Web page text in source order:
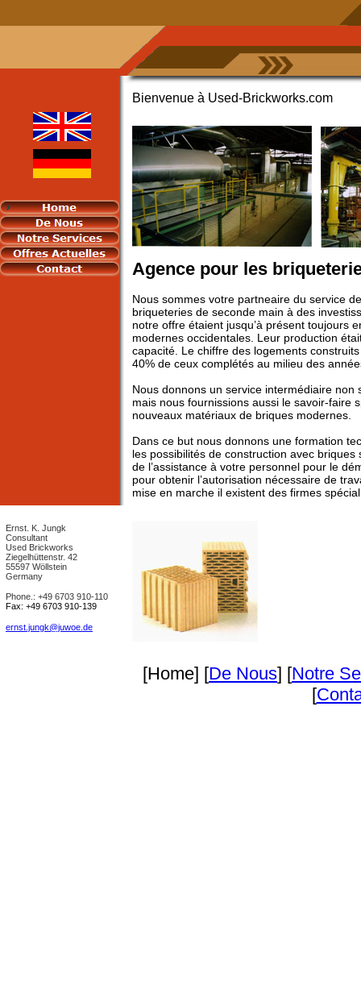
Bienvenue à Used-Brickworks.com
Agence pour les
Nous sommes votre partneaire du service
briqueteries de seconde main à des
notre offre étaient jusqu’à présent toujours
modernes occidentales. Leur production
capacité. Le chiffre des logements
40% de ceux complétés au milieu des
Nous donnons un service intermédiaire
mais nous fournissions aussi le savoir-faire
nouveaux matériaux de briques modernes.
Dans ce but nous donnons une formation
les possibilités de construction avec
de l’assistance à votre personnel pour le
pour obtenir l’autorisation nécessaire de
mise en marche il existent des firmes
Ernst. K. Jungk
Consultant
Used Brickworks
Ziegelhüttenstr. 42
55597 Wöllstein
Germany
Phone.: +49 6703 910-110
Fax: +49 6703 910-139
ernst.jungk@juwoe.de
[Home] [De Nous] [Notre
[